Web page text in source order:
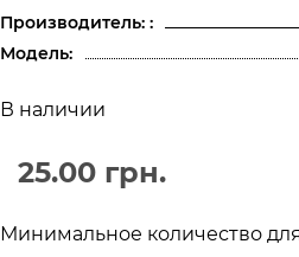
Производитель: :
Модель:
В наличии
25.00 грн.
Минимальное количество для